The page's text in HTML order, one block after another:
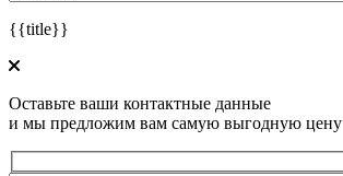
{{title}}
Оставьте ваши контактные данные
и мы предложим вам самую выгодную цену